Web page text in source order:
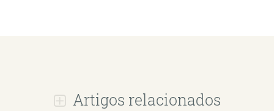
Artigos relacionados